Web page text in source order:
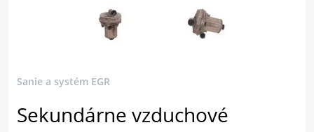
Sanie a systém EGR
Sekundárne vzduchové